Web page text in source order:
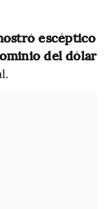
escéptico
del dólar